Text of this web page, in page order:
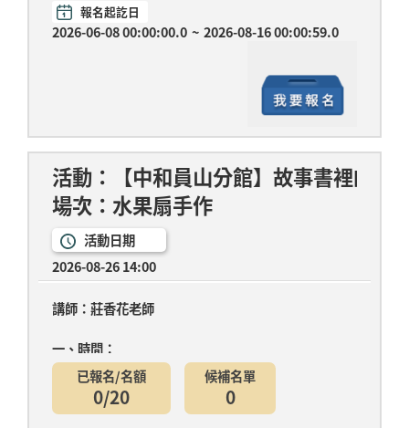
報名起訖日
2026-06-08 00:00:00.0 ~ 2026-08-16 00:00:59.0
活動：【中和員山分館】故事書裡的立
場次：水果扇手作
活動日期
2026-08-26 14:00
講師：莊香花老師
一、時間：
第一堂：7月08日(三)14:00-15:30 馬圖彩貼畫(材料
費....
已報名/名額
0/20
候補名單
0